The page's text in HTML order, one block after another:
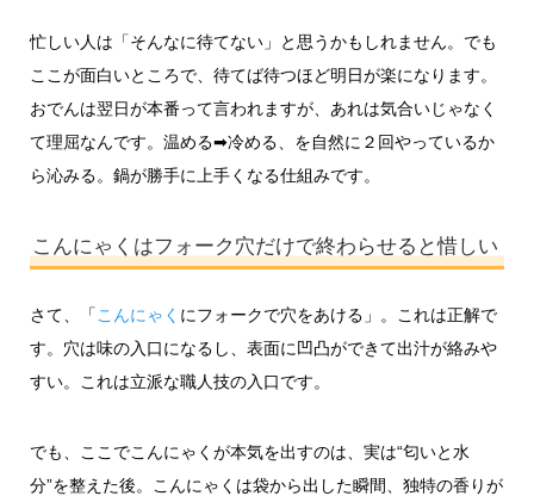
忙しい人は「そんなに待てない」と思うかもしれません。でも
ここが面白いところで、待てば待つほど明日が楽になります。
おでんは翌日が本番って言われますが、あれは気合いじゃなく
て理屈なんです。温める➡冷める、を自然に２回やっているか
ら沁みる。鍋が勝手に上手くなる仕組みです。
こんにゃくはフォーク穴だけで終わらせると惜しい
さて、「こんにゃく にフォークで穴をあける」。これは正解で
す。穴は味の入口になるし、表面に凹凸ができて出汁が絡みや
すい。これは立派な職人技の入口です。
でも、ここでこんにゃくが本気を出すのは、実は“匂いと水
分”を整えた後。こんにゃくは袋から出した瞬間、独特の香りが